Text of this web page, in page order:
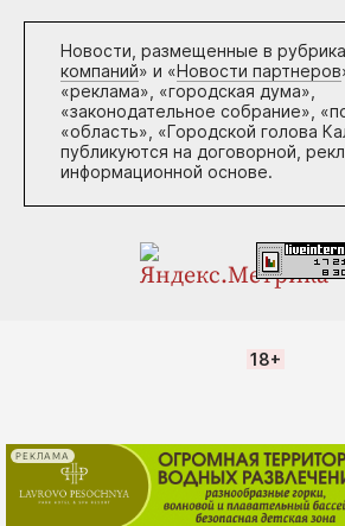
Новости, размещенные в
компаний» и «Новости партнеров
«реклама», «городская дума»,
«законодательное собрание»,
«область», «Городской голова
публикуются на договорной,
информационной основе.
18+
РЕКЛАМА